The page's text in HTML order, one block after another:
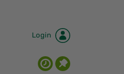
Login